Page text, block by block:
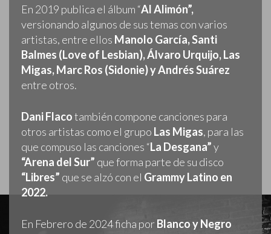
En 2019 publica el álbum “Al Alimón”,
versionando algunos de sus temas con varios
artistas, entre ellos Manolo García, Santi
Balmes (Love of Lesbian), Álvaro Urquijo, Las
Migas, Marc Ros (Sidonie) y Andrés Suárez
entre otros.
Dani Flacotambién compone canciones para
otros artistas como el grupo Las Migas, para las
que compuso las canciones “La Desgana”y
“Arena del Sur” que forma parte de su disco
“Libres” que se alzó con el Grammy Latino en
2022.
En Febrero de 2024 ficha porBlanco y Negro